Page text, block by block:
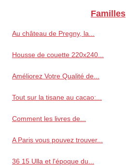
Familles
Au château de Pregny, la...
Housse de couette 220x240...
Améliorez Votre Qualité de...
Tout sur la tisane au cacao:...
Comment les livres de...
A Paris vous pouvez trouver...
36 15 Ulla et l'époque du...